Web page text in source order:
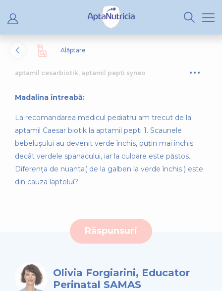
Alăptare
aptamil cesarbiotik, aptamil pepti syneo
Madalina întreabă:
La recomandarea medicul pediatru am trecut de la
aptamil Caesar biotik la aptamil pepti 1. Scaunele
bebelușului au devenit verde închis, puțin mai închis
decât verdele spanacului, iar la culoare este păstos.
Diferența de nuanta( de la galben la verde închis ) este
din cauza laptelui?
Răspunsuri
Olivia Forgiarini, Educator
Perinatal SAMAS